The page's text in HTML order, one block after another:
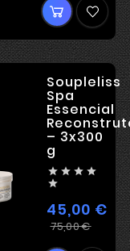
Soupleliss
Spa
Essencial
– 3x300
g
   

45,00 €
75,00 €